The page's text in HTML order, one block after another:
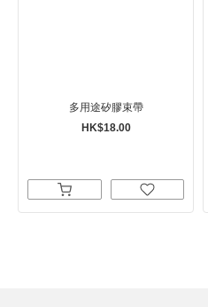
多用途矽膠束帶
HK$18.00